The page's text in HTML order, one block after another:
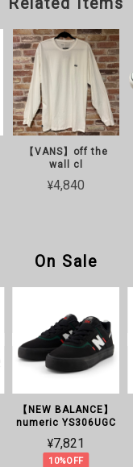
【VANS】off the
wall cl
¥4,840
On Sale
【NEW BALANCE】
numeric YS306UGC
¥7,821
10%OFF